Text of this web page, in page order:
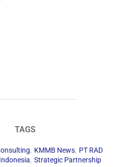
TAGS
, KMMB News, PT RAD
, Strategic Partnership